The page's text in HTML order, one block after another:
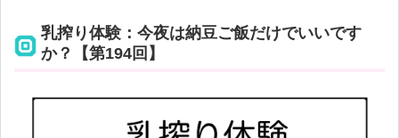
乳搾り体験：今夜は納豆ご飯だけでいいです
か？【第194回】